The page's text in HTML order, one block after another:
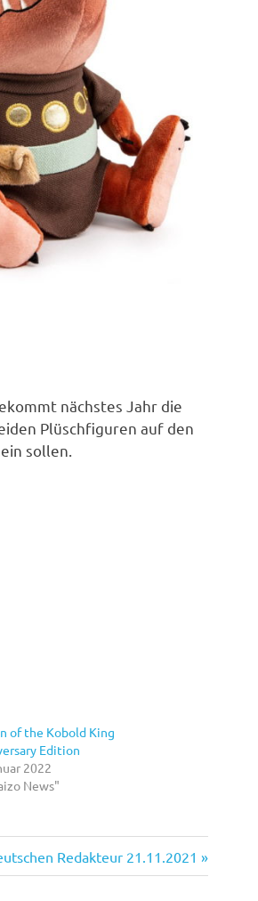
nächstes Jahr die
Plüschfiguren auf den
sollen.
of the Kobold King
Edition
2022
News"
Redakteur 21.11.2021